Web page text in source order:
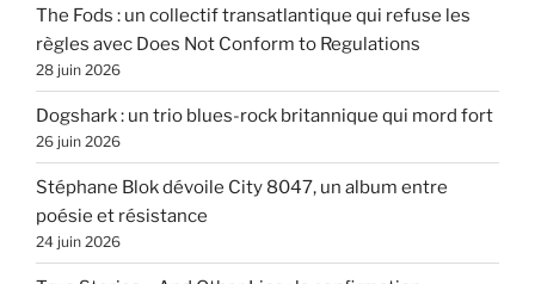
The Fods : un collectif transatlantique qui refuse les
règles avec Does Not Conform to Regulations
28 juin 2026
Dogshark : un trio blues-rock britannique qui mord fort
26 juin 2026
Stéphane Blok dévoile City 8047, un album entre
poésie et résistance
24 juin 2026